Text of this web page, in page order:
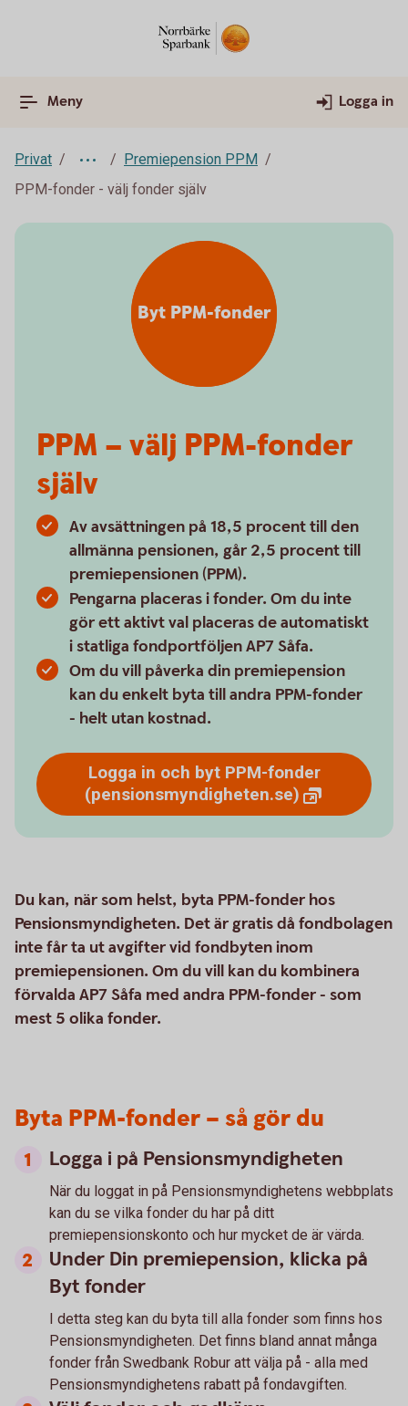
Meny Logga in
Privat
Premiepension PPM
PPM-fonder - välj fonder själv
PPM – välj PPM-fonder
själv
Av avsättningen på 18,5 procent till den
allmänna pensionen, går 2,5 procent till
premiepensionen (PPM).
Pengarna placeras i fonder. Om du inte
gör ett aktivt val placeras de automatiskt
i statliga fondportföljen AP7 Såfa.
Om du vill påverka din premiepension
kan du enkelt byta till andra PPM-fonder
- helt utan kostnad.
Logga in och byt PPM-fonder
(pensionsmyndigheten.se)
Byt PPM-fonder
Du kan, när som helst, byta PPM-fonder hos
Pensionsmyndigheten. Det är gratis då fondbolagen
inte får ta ut avgifter vid fondbyten inom
premiepensionen. Om du vill kan du kombinera
förvalda AP7 Såfa med andra PPM-fonder - som
mest 5 olika fonder.
Byta PPM-fonder – så gör du
Logga i på Pensionsmyndigheten
När du loggat in på Pensionsmyndighetens webbplats
kan du se vilka fonder du har på ditt
premiepensionskonto och hur mycket de är värda.
Under Din premiepension, klicka på
Byt fonder
I detta steg kan du byta till alla fonder som finns hos
Pensionsmyndigheten. Det finns bland annat många
fonder från Swedbank Robur att välja på - alla med
Pensionsmyndighetens rabatt på fondavgiften.